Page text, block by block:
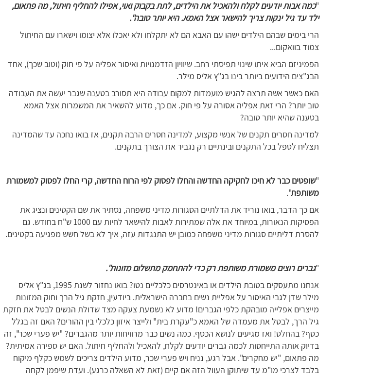
"כמה אבות יודעים לקלח ולהאכיל את הילדים, לתת בקבוק ואוי, אפילו להחליף חיתול, מה פתאום,
ילד עד גיל ינקות צריך להישאר אצל האמא. היא יותר טובה".
הרי בימים שבהם הילדים ישהו עם האבא הם לא יתקלחו ולא יאכלו אלא יצומו וישארו עם החיתול
צמוד בוואקום...
הפמיניזם הביא איתו שינוי תפיסתי רחב. שיוויון הזדמנויות ואיסור אפליה על פי חוק (וטוב שכך), אחד
הבג"צים הידועים ביותר בינו בג"ץ אליס מילר.
האם כאשר אשה תרצה להגיש מועמדות למקום עבודה היא תסורב בטענה שגבר יעשה את העבודה
טוב יותר? הרי זאת אפליה אסורה על פי חוק. אם כך, מדוע להשאיר את המשמרות אצל האמא
בטענה שהיא יותר טובה?
למדינה חסרים תקנים של אנשי מקצוע, למדינה חסרים הרבה תקנים, אז בואו נחכה עד שהמדינה
תצליח לטפל בכל התקנים ובינתיים רק נגביר את הצורך בתקנים.
"שופטים כבר לא חיכו לחקיקה החדשה והחלו לפסוק לפי הרוח החדשה, קרי החלו לפסוק למשמורת
משותפת".
אם כך הדבר, בואו נוריד את הדלתיים הסגורות מדיני משפחה, נסתיר את שם הקטינים ונציג את
הפסיקות הנאורות, במיוחד את אלה שמתירות לאבות להישאר לחיות עם 1000 ש"ח בחודש. גם
להסרת דליתיים סגורות מדיני משפחה כמובן יש התנגדות עזה, איך לא בשל חשש מפגיעה בקטינים.
"גברים רוצים משמורת משותפת רק כדי להתחמק מתשלום מזונות".
אנחנו מתעסקים בטובת הילדים או באינטרסים כלכליים נטו? בואו נחזור לשנת 1995, בג"ץ אליס
מילר שדן לגבי האיסור על אפליית נשים בחברה הישראלית. ביודעין, חזקת גיל הרך וחוק המזונות
מייצרים אפלייה מובהקת כלפי הגברים! מדוע לא נשמעת צעקה מצד שדולת הנשים לבטל את חזקת
גיל הרך, לבטל את מעמדה של האמא כ"עקרת בית" ולייצר איזון כלכלי בין ההורים? האם זה בגלל
כסף? בהחלט! ואז מגיעים לנושא הכסף. כמה נשים כבר מרוויחות יותר מהגברים? "יש פערי שכר", זה
בדיוק אותה התייחסות לכמה גברים יודעים לקלח, להאכיל ולהחליף חיתול. האם יש ספירה אמיתית?
מה פתאום, "יש מחקרים". אבל רגע, נניח ויש פערי שכר, מדוע הילדים צריכים לשמש כקלף מיקוח
בלבד לצרכי מו"מ עד שיתוקן העוול הזה אם קיים (זאת לא השאלה כרגע). ועדת שיפמן לקחה